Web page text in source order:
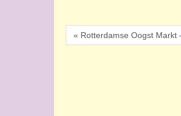
« Rotterdamse Oogst Markt